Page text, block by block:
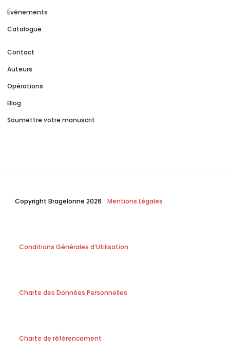
Événements
Catalogue
Contact
Auteurs
Opérations
Blog
Soumettre votre manuscrit
Copyright Bragelonne 2026 Mentions Légales
Conditions Générales d’Utilisation
Charte des Données Personnelles
Charte de référencement